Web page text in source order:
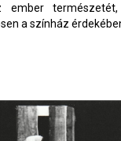
természetét,
a színház